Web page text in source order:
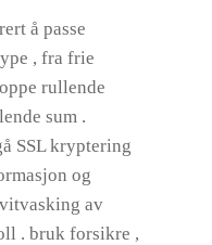
å passe
, fra frie
rullende
sum .
SSL kryptering
og
av
. bruk forsikre ,